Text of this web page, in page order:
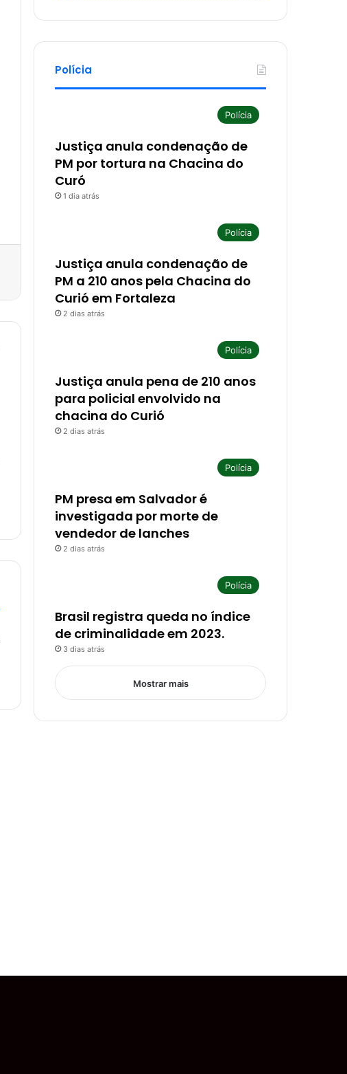
Polícia
Polícia
Justiça anula condenação de
PM por tortura na Chacina do
Curó
1 dia atrás
Polícia
Justiça anula condenação de
PM a 210 anos pela Chacina do
Curió em Fortaleza
2 dias atrás
Polícia
Justiça anula pena de 210 anos
para policial envolvido na
chacina do Curió
2 dias atrás
Polícia
PM presa em Salvador é
investigada por morte de
vendedor de lanches
2 dias atrás
Polícia
Brasil registra queda no índice
de criminalidade em 2023.
3 dias atrás
Mostrar mais